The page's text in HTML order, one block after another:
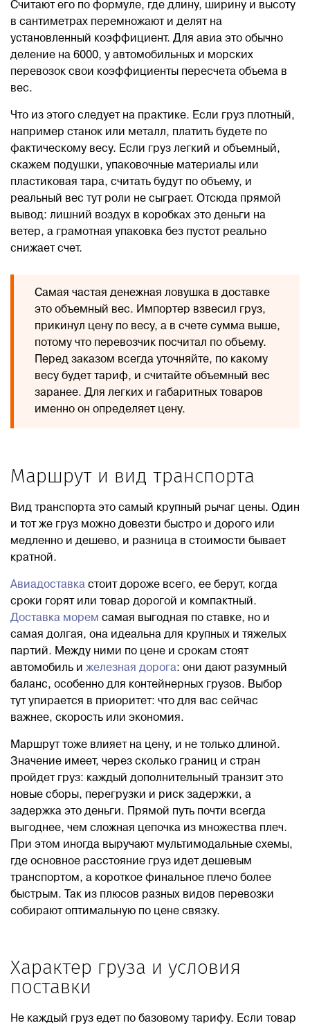
Считают его по формуле, где длину, ширину и высоту
в сантиметрах перемножают и делят на
установленный коэффициент. Для авиа это обычно
деление на 6000, у автомобильных и морских
перевозок свои коэффициенты пересчета объема в
вес.
Что из этого следует на практике. Если груз плотный,
например станок или металл, платить будете по
фактическому весу. Если груз легкий и объемный,
скажем подушки, упаковочные материалы или
пластиковая тара, считать будут по объему, и
реальный вес тут роли не сыграет. Отсюда прямой
вывод: лишний воздух в коробках это деньги на
ветер, а грамотная упаковка без пустот реально
снижает счет.
Самая частая денежная ловушка в доставке
это объемный вес. Импортер взвесил груз,
прикинул цену по весу, а в счете сумма выше,
потому что перевозчик посчитал по объему.
Перед заказом всегда уточняйте, по какому
весу будет тариф, и считайте объемный вес
заранее. Для легких и габаритных товаров
именно он определяет цену.
Маршрут и вид транспорта
Вид транспорта это самый крупный рычаг цены. Один
и тот же груз можно довезти быстро и дорого или
медленно и дешево, и разница в стоимости бывает
кратной.
Авиадоставка стоит дороже всего, ее берут, когда
сроки горят или товар дорогой и компактный.
Доставка морем самая выгодная по ставке, но и
самая долгая, она идеальна для крупных и тяжелых
партий. Между ними по цене и срокам стоят
автомобиль и железная дорога: они дают разумный
баланс, особенно для контейнерных грузов. Выбор
тут упирается в приоритет: что для вас сейчас
важнее, скорость или экономия.
Маршрут тоже влияет на цену, и не только длиной.
Значение имеет, через сколько границ и стран
пройдет груз: каждый дополнительный транзит это
новые сборы, перегрузки и риск задержки, а
задержка это деньги. Прямой путь почти всегда
выгоднее, чем сложная цепочка из множества плеч.
При этом иногда выручают мультимодальные схемы,
где основное расстояние груз идет дешевым
транспортом, а короткое финальное плечо более
быстрым. Так из плюсов разных видов перевозки
собирают оптимальную по цене связку.
Характер груза и условия
поставки
Не каждый груз едет по базовому тарифу. Если товар